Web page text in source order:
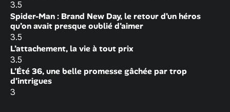
3.5
Spider-Man : Brand New Day, le retour d’un héros
qu’on avait presque oublié d’aimer
3.5
L’attachement, la vie à tout prix
3.5
L’Été 36, une belle promesse gâchée par trop
d’intrigues
3